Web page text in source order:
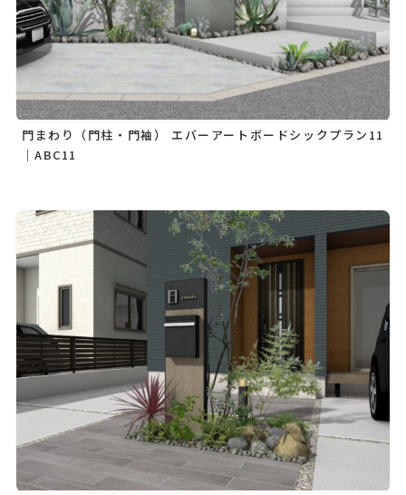
門まわり（門柱・門袖） エバーアートボードシックプラン11
｜ABC11